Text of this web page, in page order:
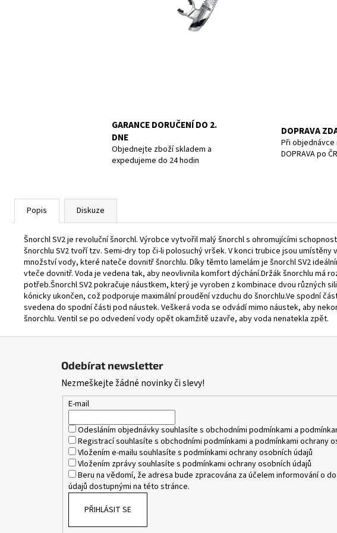
GARANCE DORUČENÍ DO 2.
DNE
Objednejte zboží skladem a
expedujeme do 24 hodin
DOPRAVA
Při objednávce
DOPRAVA po
Popis Diskuze
Šnorchl SV2 je revoluční šnorchl. Výrobce vytvořil malý šnorchl s ohromujícími
šnorchlu SV2 tvoří tzv. Semi-dry top či-li polosuchý vršek. V konci trubice jsou
množství vody, které nateče dovnitř šnorchlu. Díky těmto lamelám je šnorchl SV2
vteče dovnitř. Voda je vedena tak, aby neovlivnila komfort dýchání.Držák šnorchlu má
potřeb.Šnorchl SV2 pokračuje náustkem, který je vyroben z kombinace dvou různých
kónicky ukončen, což podporuje maximální proudění vzduchu do šnorchlu.Ve spodní
svedena do spodní části pod náustek. Veškerá voda se odvádí mimo náustek, aby
šnorchlu. Ventil se po odvedení vody opět okamžitě uzavře, aby voda nenatekla zpět.
Odebírat newsletter
Nezmeškejte žádné novinky či slevy!
E-mail
Odesláním objednávky souhlasíte s obchodními podmínkami a
Registrací souhlasíte s obchodními podmínkami a podmínkami ochrany
Vložením e-mailu souhlasíte s podmínkami ochrany osobních údajů
Vložením zprávy souhlasíte s podmínkami ochrany osobních údajů
Beru na vědomí, že adresa bude zpracována za účelem informování o
údajů dostupnými na této stránce.
PŘIHLÁSIT SE